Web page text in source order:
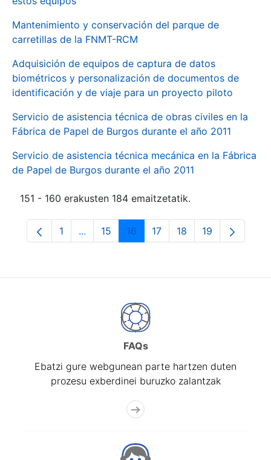
Mantenimiento y conservación del parque de
carretillas de la FNMT-RCM
Adquisición de equipos de captura de datos
biométricos y personalización de documentos de
identificación y de viaje para un proyecto piloto
Servicio de asistencia técnica de obras civiles en la
Fábrica de Papel de Burgos durante el año 2011
Servicio de asistencia técnica mecánica en la Fábrica
de Papel de Burgos durante el año 2011
151 - 160 erakusten 184 emaitzetatik.
Orrialdea
1 ...Intermediate Pages Use TAB to navigate.
Orrialdea
15 Orrialdea
16 Orrialdea
17 Orrialdea
18 Orrialdea
19
FAQs
Ebatzi gure webgunean parte hartzen duten
prozesu exberdinei buruzko zalantzak